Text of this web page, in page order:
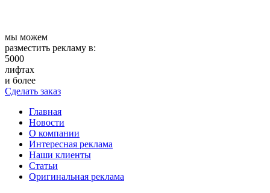
мы можем
разместить рекламу в:
5000
лифтах
и более
Сделать заказ
Главная
Новости
О компании
Интересная реклама
Наши клиенты
Статьи
Оригинальная реклама